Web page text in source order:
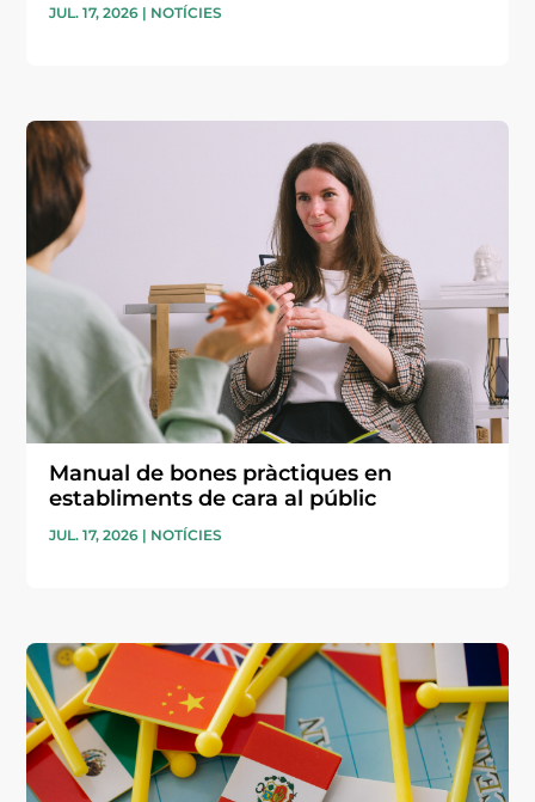
JUL. 17, 2026 | NOTÍCIES
Manual de bones pràctiques en
establiments de cara al públic
JUL. 17, 2026 | NOTÍCIES